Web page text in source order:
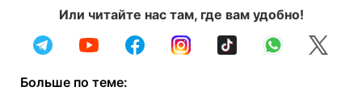
Или читайте нас там, где вам удобно!
Больше по теме: